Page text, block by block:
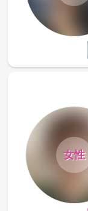
女性